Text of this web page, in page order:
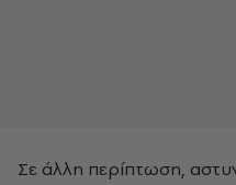
Σε άλλη περίπτωση,